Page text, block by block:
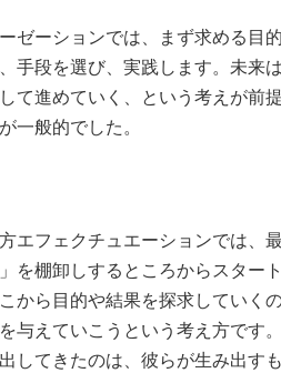
ゼーションでは、まず求める目
手段を選び、実践します。未来
て進めていく、という考えが前
一般的でした。
エフェクチュエーションでは、
を棚卸しするところからスター
から目的や結果を探求していく
与えていこうという考え方です
してきたのは、彼らが生み出す